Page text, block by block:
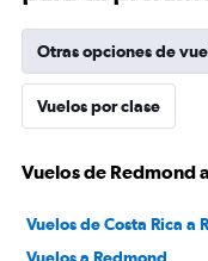
Otras opciones de
Vuelos por clase
Vuelos de Redmond
Vuelos de Costa Rica a